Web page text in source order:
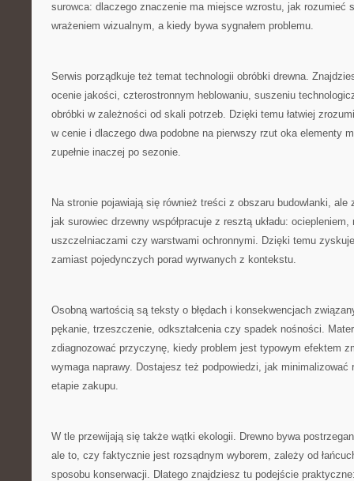
surowca: dlaczego znaczenie ma miejsce wzrostu, jak rozumieć
wrażeniem wizualnym, a kiedy bywa sygnałem problemu.
Serwis porządkuje też temat technologii obróbki drewna.
ocenie jakości, czterostronnym heblowaniu, suszeniu
obróbki w zależności od skali potrzeb. Dzięki temu łatwiej
w cenie i dlaczego dwa podobne na pierwszy rzut oka elementy
zupełnie inaczej po sezonie.
Na stronie pojawiają się również treści z obszaru budowlanki,
jak surowiec drzewny współpracuje z resztą układu: ociepleniem,
uszczelniaczami czy warstwami ochronnymi. Dzięki temu
zamiast pojedynczych porad wyrwanych z kontekstu.
Osobną wartością są teksty o błędach i konsekwencjach
pękanie, trzeszczenie, odkształcenia czy spadek nośności.
zdiagnozować przyczynę, kiedy problem jest typowym efektem
wymaga naprawy. Dostajesz też podpowiedzi, jak
etapie zakupu.
W tle przewijają się także wątki ekologii. Drewno bywa
ale to, czy faktycznie jest rozsądnym wyborem, zależy od
sposobu konserwacji. Dlatego znajdziesz tu podejście